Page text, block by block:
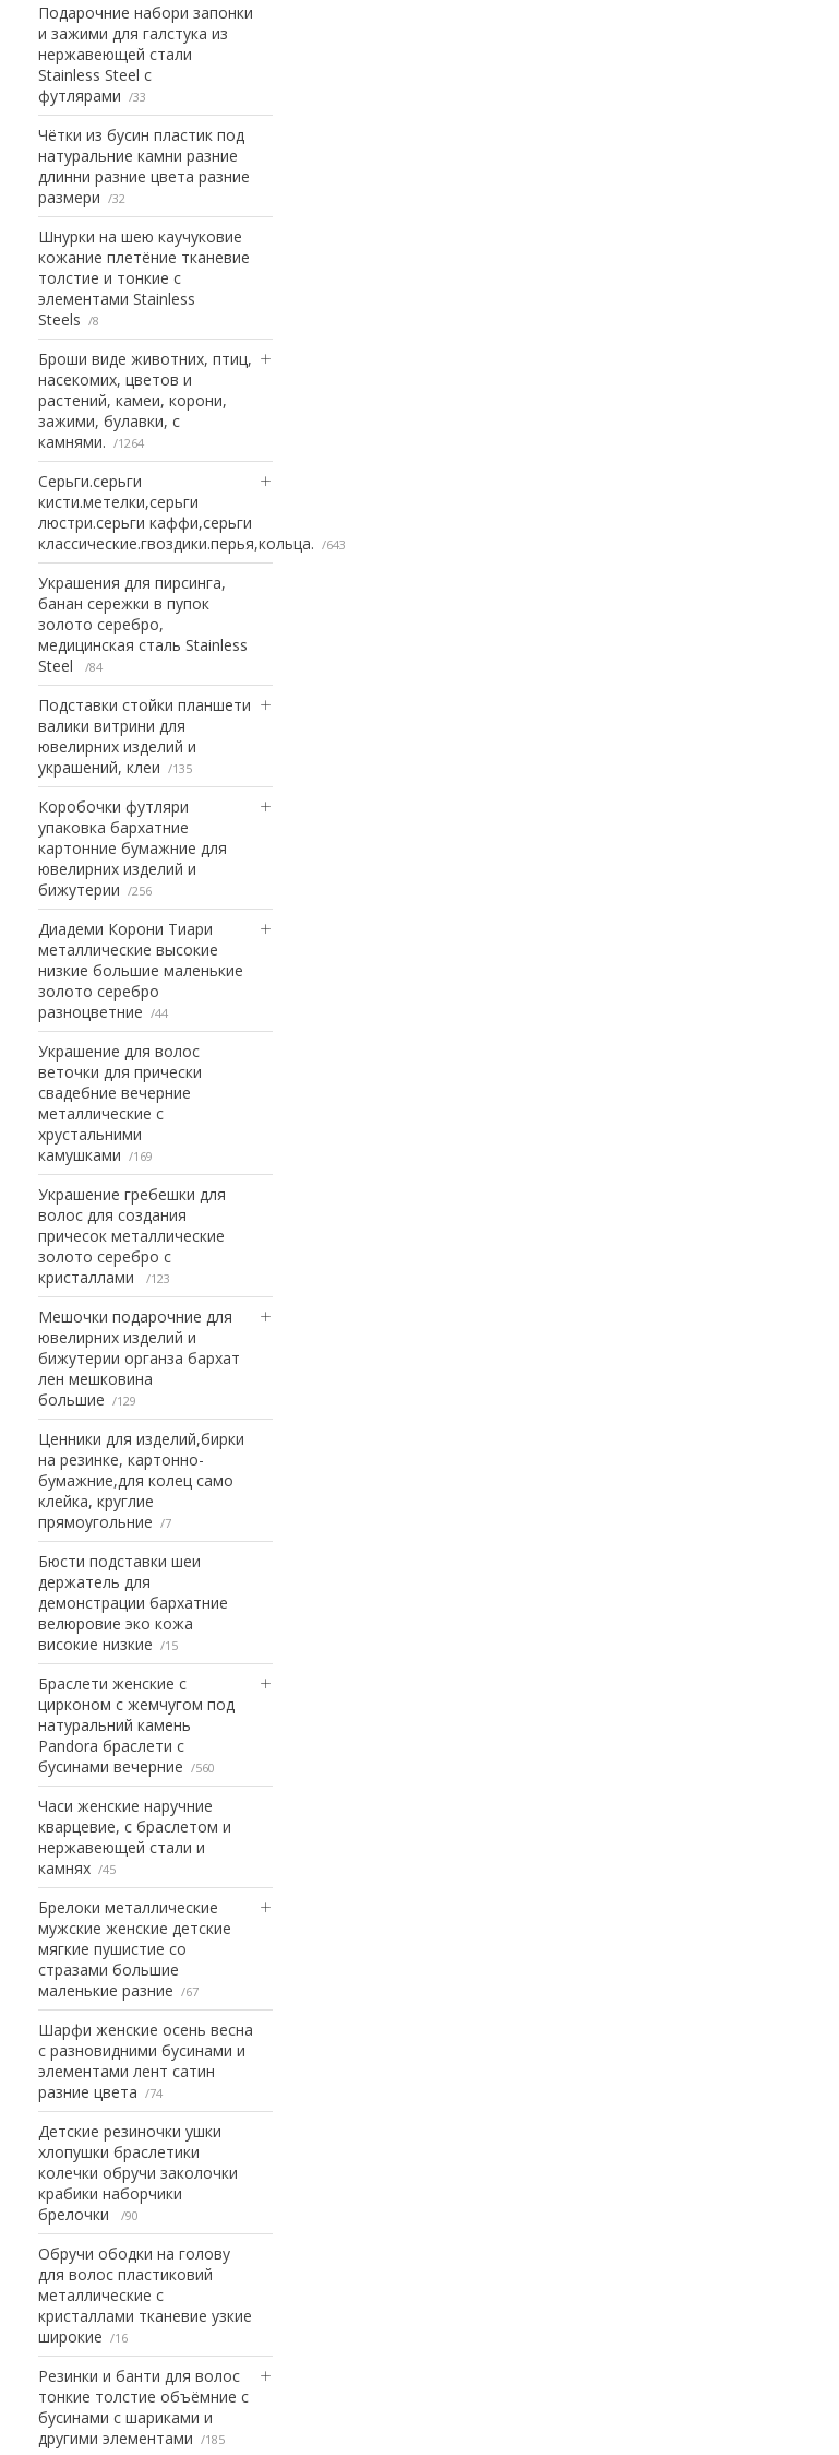
Подарочние набори запонки
и зажими для галстука из
нержавеющей стали
Stainless Steel с
футлярами
33
Чётки из бусин пластик под
натуральние камни разние
длинни разние цвета разние
размери
32
Шнурки на шею каучуковие
кожание плетёние тканевие
толстие и тонкие с
элементами Stainless
Steels
8
Броши виде животних, птиц,
насекомих, цветов и
растений, камеи, корони,
зажими, булавки, с
камнями.
1264
Серьги.серьги
кисти.метелки,серьги
люстри.серьги каффи,серьги
классические.гвоздики.перья,кольца.
643
Украшения для пирсинга,
банан сережки в пупок
золото серебро,
медицинская сталь Stainless
Steel
84
Подставки стойки планшети
валики витрини для
ювелирних изделий и
украшений, клеи
135
Коробочки футляри
упаковка бархатние
картонние бумажние для
ювелирних изделий и
бижутерии
256
Диадеми Корони Тиари
металлические высокие
низкие большие маленькие
золото серебро
разноцветние
44
Украшение для волос
веточки для прически
свадебние вечерние
металлические с
хрустальними
камушками
169
Украшение гребешки для
волос для создания
причесок металлические
золото серебро с
кристаллами
123
Мешочки подарочние для
ювелирних изделий и
бижутерии органза бархат
лен мешковина
большие
129
Ценники для изделий,бирки
на резинке, картонно-
бумажние,для колец само
клейка, круглие
прямоугольние
7
Бюсти подставки шеи
держатель для
демонстрации бархатние
велюровие эко кожа
високие низкие
15
Браслети женские с
цирконом с жемчугом под
натуральний камень
Pandora браслети с
бусинами вечерние
560
Часи женские наручние
кварцевие, с браслетом и
нержавеющей стали и
камнях
45
Брелоки металлические
мужские женские детские
мягкие пушистие со
стразами большие
маленькие разние
67
Шарфи женские осень весна
с разновидними бусинами и
элементами лент сатин
разние цвета
74
Детские резиночки ушки
хлопушки браслетики
колечки обручи заколочки
крабики наборчики
брелочки
90
Обручи ободки на голову
для волос пластиковий
металлические с
кристаллами тканевие узкие
широкие
16
Резинки и банти для волос
тонкие толстие объёмние с
бусинами с шариками и
другими элементами
185